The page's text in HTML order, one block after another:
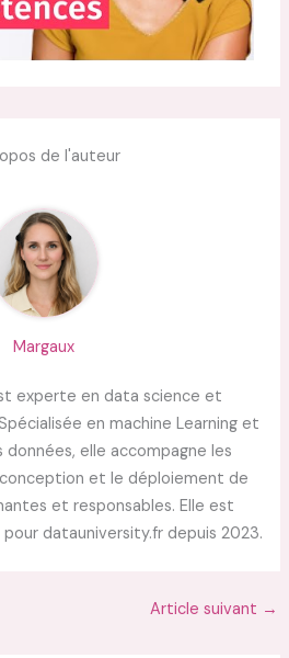
de l'auteur
Margaux
experte en data science et
en machine Learning et
elle accompagne les
et le déploiement de
et responsables. Elle est
datauniversity.fr depuis 2023.
Article suivant →